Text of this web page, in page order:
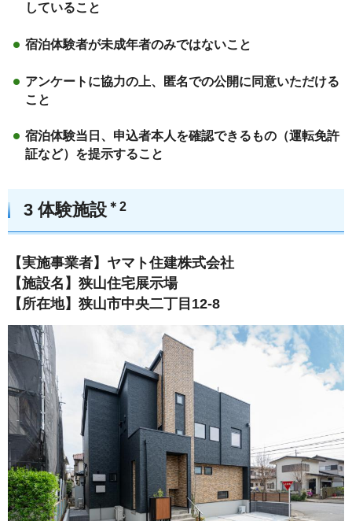
していること
宿泊体験者が未成年者のみではないこと
アンケートに協力の上、匿名での公開に同意いただける
こと
宿泊体験当日、申込者本人を確認できるもの（運転免許
証など）を提示すること
3 体験施設 ＊2
【実施事業者】ヤマト住建株式会社
【施設名】狭山住宅展示場
【所在地】狭山市中央二丁目12-8